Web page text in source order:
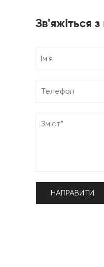
Зв'яжіться